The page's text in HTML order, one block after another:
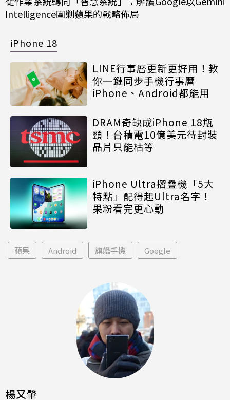
Intelligence圍剿蘋果的戰略佈局
iPhone 18
LINE行事曆更新更好用！教
你一鍵同步手機行事曆
iPhone、Android都能用
DRAM奇缺成iPhone 18瓶
頸！台積電10億美元待封裝
晶片只能枯等
iPhone Ultra摺疊機「5大
特點」配得起Ultra名字！
果粉看完更心動
蘋果 Android 旗艦手機 Google
楊又肇